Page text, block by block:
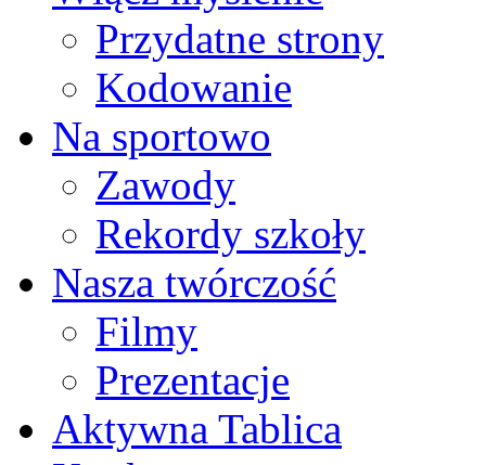
Przydatne strony
Kodowanie
Na sportowo
Zawody
Rekordy szkoły
Nasza twórczość
Filmy
Prezentacje
Aktywna Tablica